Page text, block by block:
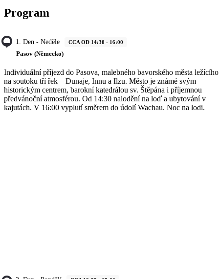
Program
1. Den - Neděle CCA OD 14:30 - 16:00
Pasov (Německo)
Individuální příjezd do Pasova, malebného bavorského města ležícího
na soutoku tří řek – Dunaje, Innu a Ilzu. Město je známé svým
historickým centrem, barokní katedrálou sv. Štěpána i příjemnou
předvánoční atmosférou. Od 14:30 nalodění na loď a ubytování v
kajutách. V 16:00 vyplutí směrem do údolí Wachau. Noc na lodi.